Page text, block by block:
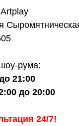
рума:
21:00
до 20:00
24/7!